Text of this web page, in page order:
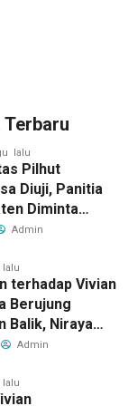
Terbaru
lalu
Pilhut
Diuji, Panitia
Diminta
Aturan Tanpa
Admin
lalu
terhadap Vivian
Berujung
Balik, Niraya
Dicari
Admin
lalu